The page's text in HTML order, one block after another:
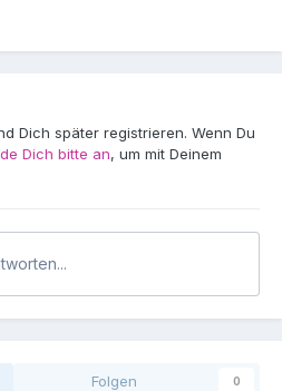
Dich später registrieren. Wenn Du
Dich bitte an, um mit Deinem
Folgen 0